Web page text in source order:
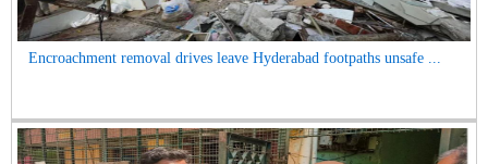
Encroachment removal drives leave Hyderabad footpaths unsafe ...